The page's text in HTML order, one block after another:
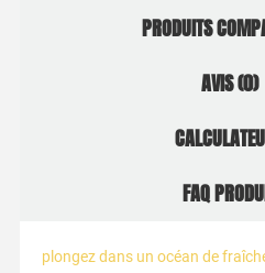
PRODUITS
AVIS (0)
FAQ
plongez dans un océan de